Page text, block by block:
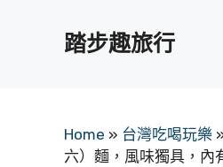
踏步趣旅行
Home » 台灣吃喝玩樂
六）麵，風味獨具，內